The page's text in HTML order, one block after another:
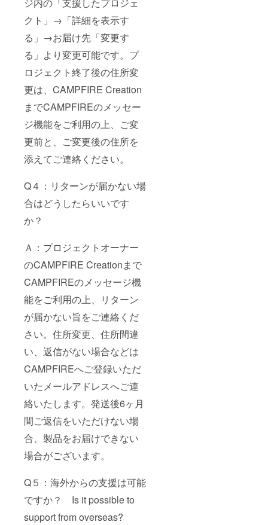
ジ内の「支援したプロジェ
クト」→「詳細を表示す
る」→お届け先「変更す
る」より変更可能です。プ
ロジェクト終了後の住所変
更は、CAMPFIRE Creation
までCAMPFIREのメッセー
ジ機能をご利用の上、ご変
更前と、ご変更後の住所を
添えてご連絡ください。
Q４：リターンが届かない場
合はどうしたらいいです
か？
Ａ：プロジェクトオーナー
のCAMPFIRE Creationまで
CAMPFIREのメッセージ機
能をご利用の上、リターン
が届かない旨をご連絡くだ
さい。住所変更、住所間違
い、返信がない場合などは
CAMPFIREへご登録いただ
いたメールアドレスへご連
絡いたします。発送後6ヶ月
間ご返信をいただけない場
合、製品をお届けできない
場合がございます。
Q５：海外からの支援は可能
ですか？ Is it possible to
support from overseas?